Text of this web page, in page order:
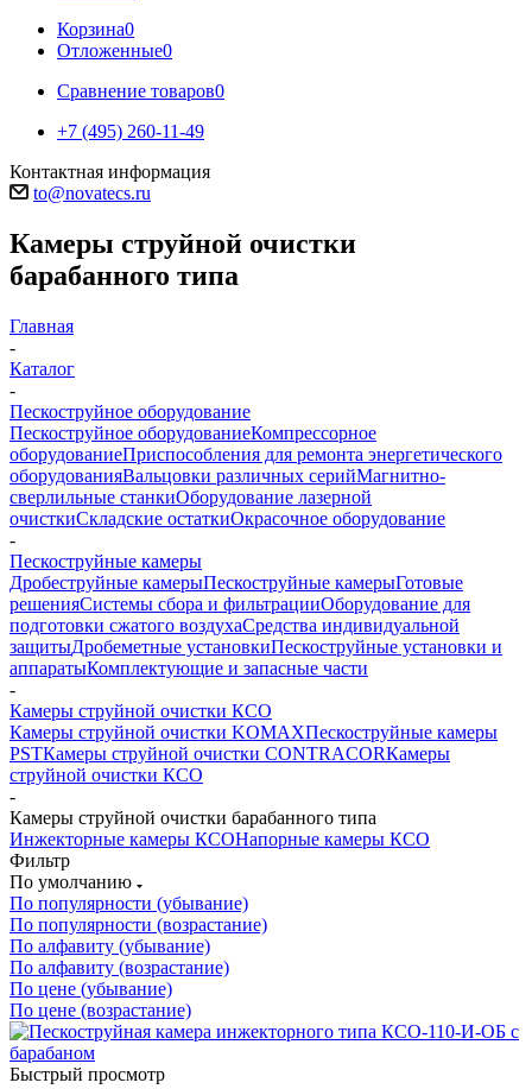
Корзина0
Отложенные0
Сравнение товаров0
+7 (495) 260-11-49
Контактная информация
to@novatecs.ru
Камеры струйной очистки
барабанного типа
Главная
-
Каталог
-
Пескоструйное оборудование
Пескоструйное оборудованиеКомпрессорное
оборудованиеПриспособления для ремонта энергетического
оборудованияВальцовки различных серийМагнитно-
сверлильные станкиОборудование лазерной
очисткиСкладские остаткиОкрасочное оборудование
-
Пескоструйные камеры
Дробеструйные камерыПескоструйные камерыГотовые
решенияСистемы сбора и фильтрацииОборудование для
подготовки сжатого воздухаСредства индивидуальной
защитыДробеметные установкиПескоструйные установки и
аппаратыКомплектующие и запасные части
-
Камеры струйной очистки КСО
Камеры струйной очистки KOMAXПескоструйные камеры
PSTКамеры струйной очистки CONTRACORКамеры
струйной очистки КСО
-
Камеры струйной очистки барабанного типа
Инжекторные камеры КСОНапорные камеры КСО
Фильтр
По умолчанию
По популярности (убывание)
По популярности (возрастание)
По алфавиту (убывание)
По алфавиту (возрастание)
По цене (убывание)
По цене (возрастание)
Быстрый просмотр